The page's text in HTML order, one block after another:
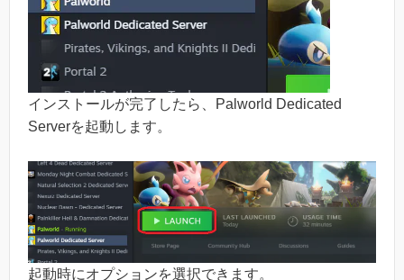
インストールが完了したら、Palworld Dedicated
Serverを起動します。
起動時にオプションを選択できます。